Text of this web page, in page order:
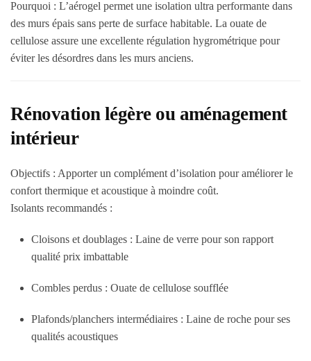
Pourquoi : L’aérogel permet une isolation ultra performante dans
des murs épais sans perte de surface habitable. La ouate de
cellulose assure une excellente régulation hygrométrique pour
éviter les désordres dans les murs anciens.
Rénovation légère ou aménagement
intérieur
Objectifs : Apporter un complément d’isolation pour améliorer le
confort thermique et acoustique à moindre coût.
Isolants recommandés :
Cloisons et doublages : Laine de verre pour son rapport
qualité prix imbattable
Combles perdus : Ouate de cellulose soufflée
Plafonds/planchers intermédiaires : Laine de roche pour ses
qualités acoustiques